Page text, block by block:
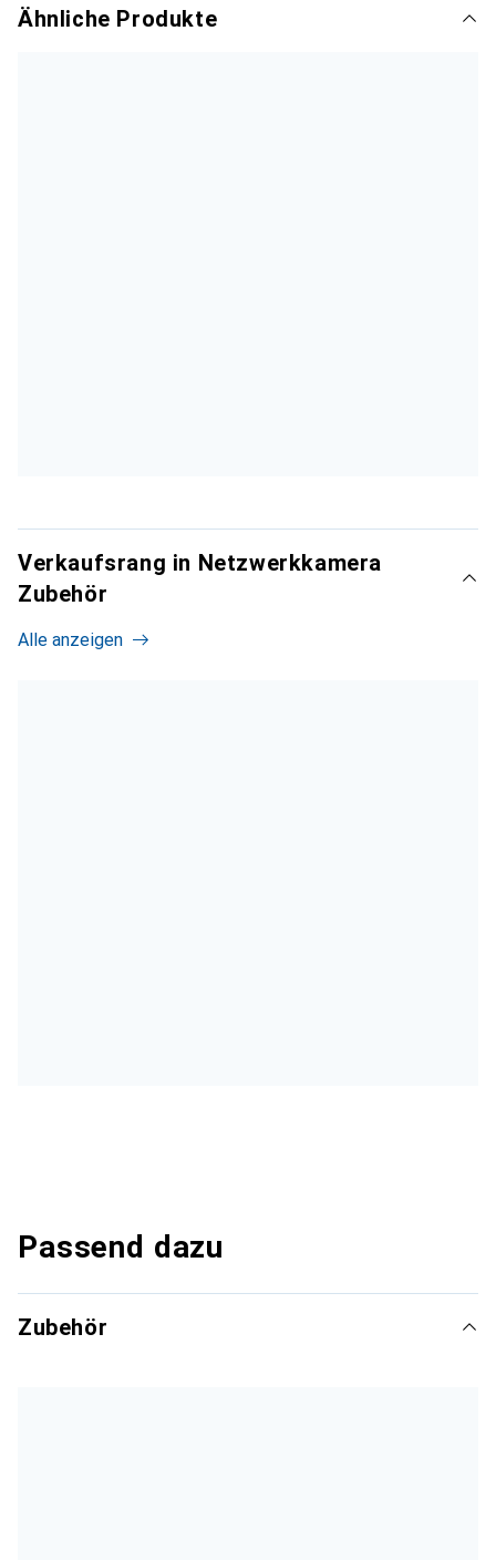
Ähnliche Produkte
Verkaufsrang in Netzwerkkamera
Zubehör
Alle anzeigen
Passend dazu
Zubehör